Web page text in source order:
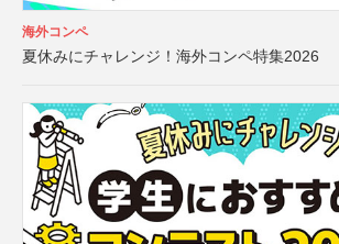
海外コンペ
夏休みにチャレンジ！海外コンペ特集2026